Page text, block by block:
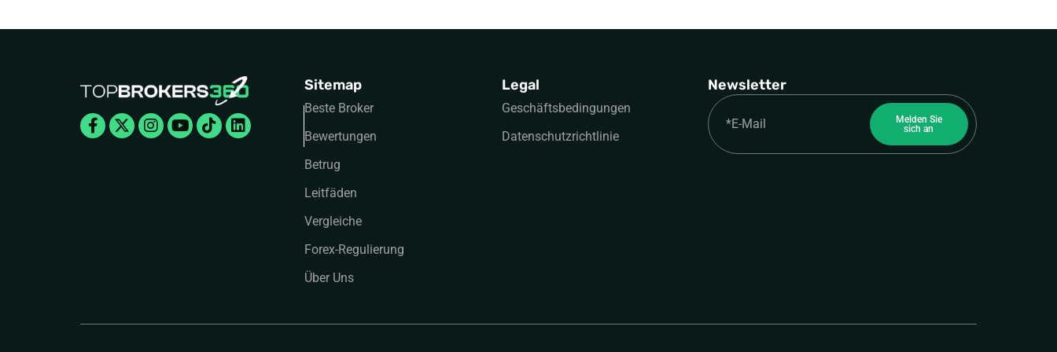
Facebook-
f
X-
twitter
Instagram
Youtube
TiktokLinkedin
Sitemap
Beste Broker
Bewertungen
Betrug
Leitfäden
Vergleiche
Forex-Regulierung
Über Uns
Legal
Geschäftsbedingungen
Datenschutzrichtlinie
Newsletter
Melden Sie
sich an